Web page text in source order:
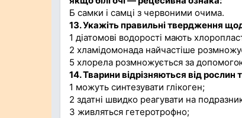
Б самки і самці з червоними очима.
13. Укажіть правильні твердження
1 діатомові водорості мають
2 хламідомонада найчастіше
5 хлорела розмножується за
14. Тварини відрізняються від рослин
1 можуть синтезувати глікоген;
2 здатні швидко реагувати на
3 живляться гетеротрофно;